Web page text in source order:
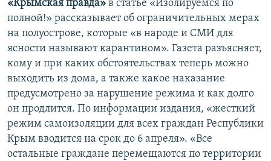
«Крымская правда» в статье «Изолируемся по
полной!» рассказывает об ограничительных мерах
на полуострове, которые «в народе и СМИ для
ясности называют карантином». Газета разъясняет,
кому и при каких обстоятельствах теперь можно
выходить из дома, а также какое наказание
предусмотрено за нарушение режима и как долго
он продлится. По информации издания, «жесткий
режим самоизоляции для всех граждан Республики
Крым вводится на срок до 6 апреля». «Все
остальные граждане перемещаются по территории